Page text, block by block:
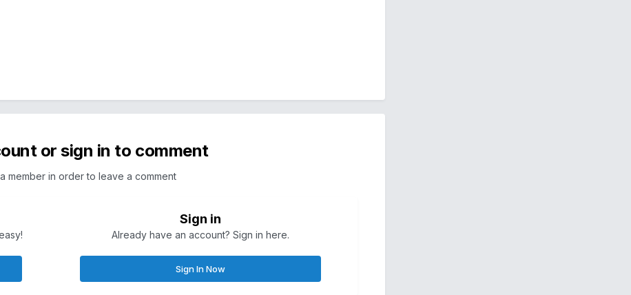
or sign in to comment
member in order to leave a comment
Sign in
Already have an account? Sign in here.
Sign In Now